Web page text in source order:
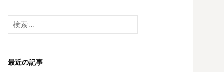
投
稿
検
索:
最近の記事